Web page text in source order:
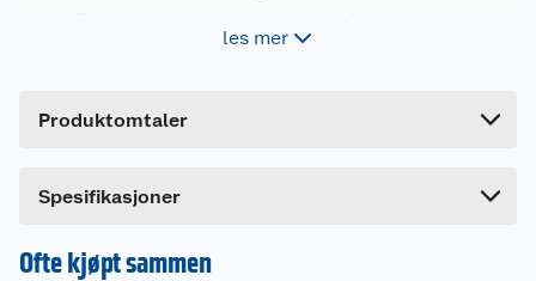
er laget av resirkulert TPU-materiale. Telefonen
er beskyttet og sikret i et integrert etui, og du har
stativfunksjon gjør at du kan se film på bussen,
les mer
Produktomtaler
Spesifikasjoner
Lengde
Ofte kjøpt sammen